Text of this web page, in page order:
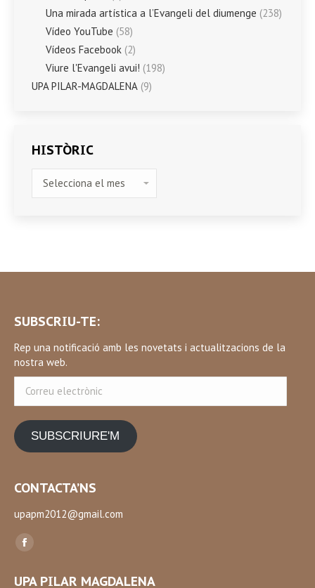
Una mirada artística a l’Evangeli del diumenge (238)
Vídeo YouTube (58)
Vídeos Facebook (2)
Viure l'Evangeli avui! (198)
UPA PILAR-MAGDALENA (9)
HISTÒRIC
SUBSCRIU-TE:
Rep una notificació amb les novetats i actualitzacions de la
nostra web.
electrònic
SUBSCRIURE'M
CONTACTA’NS
upapm2012@gmail.com
Find us on:
Facebook
UPA PILAR MAGDALENA